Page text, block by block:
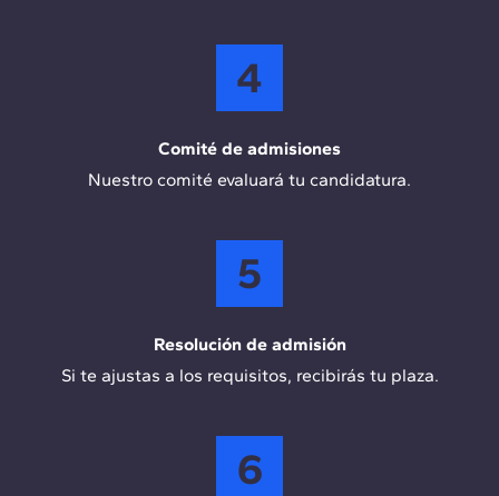
4
Comité de admisiones
Nuestro comité evaluará tu candidatura.
5
Resolución de admisión
Si te ajustas a los requisitos, recibirás tu plaza.
6